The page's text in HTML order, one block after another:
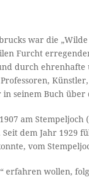
war die
Furcht
durch ehrenhafte
seinem Buch über
am Stempeljoch
dem Jahr 1929
vom
erfahren wollen,